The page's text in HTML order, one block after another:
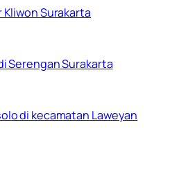
Kliwon Surakarta
Serengan Surakarta
di kecamatan Laweyan